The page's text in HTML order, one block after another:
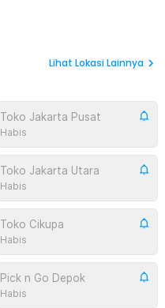
Lihat Lokasi Lainnya
Toko Jakarta Pusat
Habis
Toko Jakarta Utara
Habis
Toko Cikupa
Habis
Pick n Go Depok
Habis